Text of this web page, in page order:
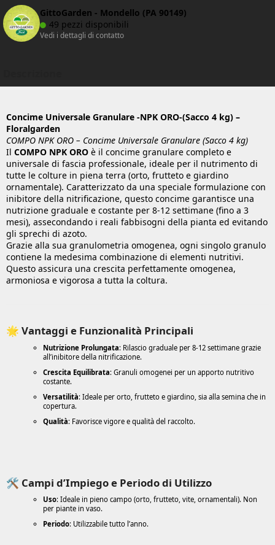
GittoGarden - Mondello (PA 90149)
49 pezzi disponibili
Vedi i dettagli di contatto
Concime Universale Granulare -NPK ORO-(Sacco 4 kg) –
Floralgarden
COMPO NPK ORO – Concime Universale Granulare (Sacco 4 kg)
Il COMPO NPK ORO è il concime granulare completo e
universale di fascia professionale, ideale per il nutrimento di
tutte le colture in piena terra (orto, frutteto e giardino
ornamentale). Caratterizzato da una speciale formulazione con
inibitore della nitrificazione, questo concime garantisce una
nutrizione graduale e costante per 8-12 settimane (fino a 3
mesi), assecondando i reali fabbisogni della pianta ed evitando
gli sprechi di azoto.
Grazie alla sua granulometria omogenea, ogni singolo granulo
contiene la medesima combinazione di elementi nutritivi.
Questo assicura una crescita perfettamente omogenea,
armoniosa e vigorosa a tutta la coltura.
🌟 Vantaggi e Funzionalità Principali
Nutrizione Prolungata: Rilascio graduale per 8-12 settimane grazie
all’inibitore della nitrificazione.
Crescita Equilibrata: Granuli omogenei per un apporto nutritivo
costante.
Versatilità: Ideale per orto, frutteto e giardino, sia alla semina che in
copertura.
Qualità: Favorisce vigore e qualità del raccolto.
🛠️ Campi d’Impiego e Periodo di Utilizzo
Uso: Ideale in pieno campo (orto, frutteto, vite, ornamentali). Non
per piante in vaso.
Periodo: Utilizzabile tutto l’anno.